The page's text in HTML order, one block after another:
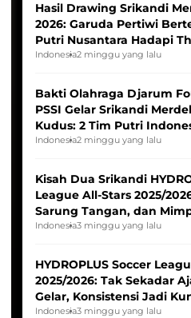
Hasil Drawing Srikandi
2026: Garuda Pertiwi
Putri Nusantara Hadapi
Indonesia2 minggu yang lalu
Bakti Olahraga Djarum
PSSI Gelar Srikandi
Kudus: 2 Tim Putri
Tim Asia
Indonesia2 minggu yang lalu
Kisah Dua Srikandi
League All-Stars 2025/
Sarung Tangan, dan
Pernah Padam
Indonesia3 minggu yang lalu
HYDROPLUS Soccer
2025/2026: Tak Sekadar
Gelar, Konsistensi Jadi
Indonesia3 minggu yang lalu